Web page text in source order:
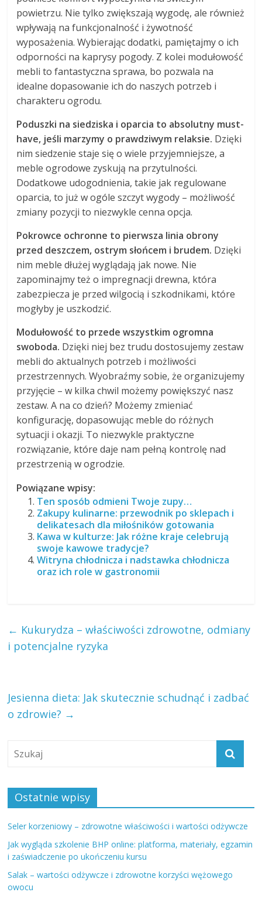
powietrzu. Nie tylko zwiększają wygodę, ale również
wpływają na funkcjonalność i żywotność
wyposażenia. Wybierając dodatki, pamiętajmy o ich
odporności na kaprysy pogody. Z kolei modułowość
mebli to fantastyczna sprawa, bo pozwala na
idealne dopasowanie ich do naszych potrzeb i
charakteru ogrodu.
Poduszki na siedziska i oparcia to absolutny must-
have, jeśli marzymy o prawdziwym relaksie. Dzięki
nim siedzenie staje się o wiele przyjemniejsze, a
meble ogrodowe zyskują na przytulności.
Dodatkowe udogodnienia, takie jak regulowane
oparcia, to już w ogóle szczyt wygody – możliwość
zmiany pozycji to niezwykle cenna opcja.
Pokrowce ochronne to pierwsza linia obrony
przed deszczem, ostrym słońcem i brudem. Dzięki
nim meble dłużej wyglądają jak nowe. Nie
zapominajmy też o impregnacji drewna, która
zabezpiecza je przed wilgocią i szkodnikami, które
mogłyby je uszkodzić.
Modułowość to przede wszystkim ogromna
swoboda. Dzięki niej bez trudu dostosujemy zestaw
mebli do aktualnych potrzeb i możliwości
przestrzennych. Wyobraźmy sobie, że organizujemy
przyjęcie – w kilka chwil możemy powiększyć nasz
zestaw. A na co dzień? Możemy zmieniać
konfigurację, dopasowując meble do różnych
sytuacji i okazji. To niezwykle praktyczne
rozwiązanie, które daje nam pełną kontrolę nad
przestrzenią w ogrodzie.
Powiązane wpisy:
Ten sposób odmieni Twoje zupy…
Zakupy kulinarne: przewodnik po sklepach i
delikatesach dla miłośników gotowania
Kawa w kulturze: Jak różne kraje celebrują
swoje kawowe tradycje?
Witryna chłodnicza i nadstawka chłodnicza
oraz ich role w gastronomii
← Kukurydza – właściwości zdrowotne, odmiany
i potencjalne ryzyka
Jesienna dieta: Jak skutecznie schudnąć i zadbać
o zdrowie? →
Ostatnie wpisy
Seler korzeniowy – zdrowotne właściwości i wartości odżywcze
Jak wygląda szkolenie BHP online: platforma, materiały, egzamin
i zaświadczenie po ukończeniu kursu
Salak – wartości odżywcze i zdrowotne korzyści wężowego
owocu